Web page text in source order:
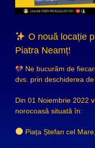
O nouă locație
Piatra Neamț!
Ne bucurăm de
dvs. prin deschiderea
Din 01 Noiembrie 2022
norocoasă situată în:
Piața Ștefan cel